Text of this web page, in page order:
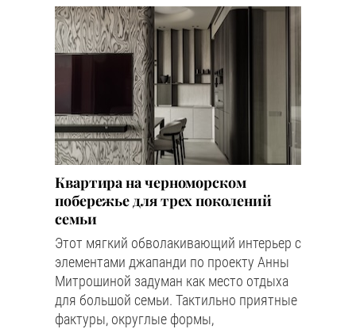
Квартира на черноморском
побережье для трех поколений
семьи
Этот мягкий обволакивающий интерьер с
элементами джапанди по проекту Анны
Митрошиной задуман как место отдыха
для большой семьи. Тактильно приятные
фактуры, округлые формы,